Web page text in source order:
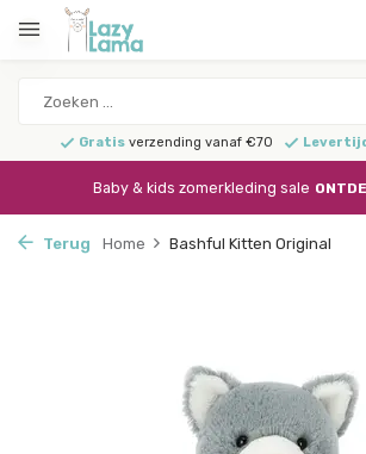
Gratis verzending vanaf €70
Baby & kids zomerkleding sale
Terug Home Bashful Kitten Original